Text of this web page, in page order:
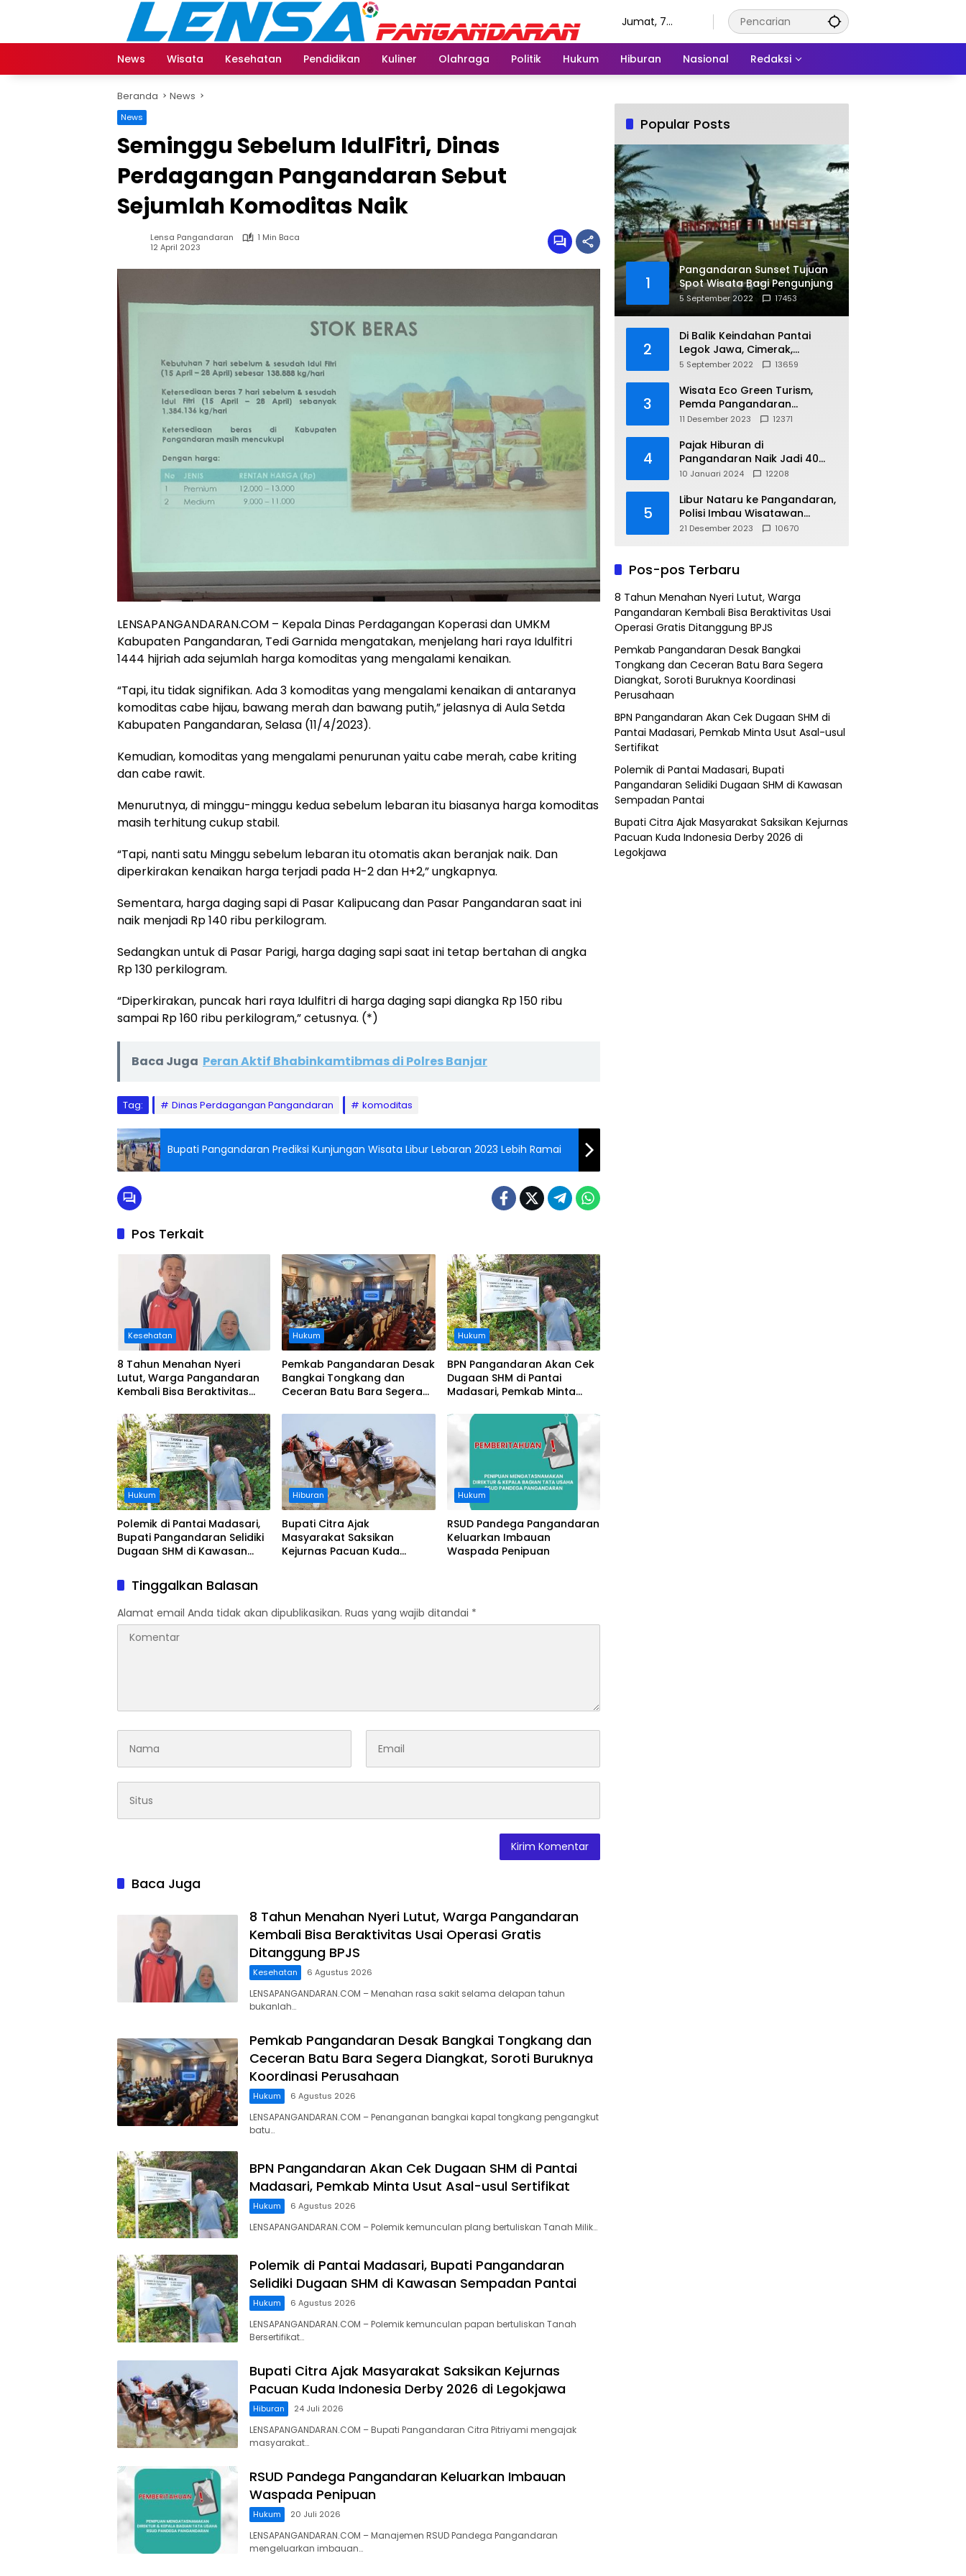
Jumat, 7
News
Wisata Kesehatan Pendidikan Kuliner Olahraga Politik Hukum Hiburan Nasional Redaksi
Beranda News
News
Seminggu Sebelum IdulFitri, Dinas
Perdagangan Pangandaran Sebut
Sejumlah Komoditas Naik
Lensa Pangandaran
1 Min Baca
12 April 2023
LENSAPANGANDARAN.COM – Kepala Dinas Perdagangan Koperasi dan UMKM
Kabupaten Pangandaran, Tedi Garnida mengatakan, menjelang hari raya Idulfitri
1444 hijriah ada sejumlah harga komoditas yang mengalami kenaikan.
“Tapi, itu tidak signifikan. Ada 3 komoditas yang mengalami kenaikan di antaranya
komoditas cabe hijau, bawang merah dan bawang putih,” jelasnya di Aula Setda
Kabupaten Pangandaran, Selasa (11/4/2023).
Kemudian, komoditas yang mengalami penurunan yaitu cabe merah, cabe kriting
dan cabe rawit.
Menurutnya, di minggu-minggu kedua sebelum lebaran itu biasanya harga komoditas
masih terhitung cukup stabil.
“Tapi, nanti satu Minggu sebelum lebaran itu otomatis akan beranjak naik. Dan
diperkirakan kenaikan harga terjadi pada H-2 dan H+2,” ungkapnya.
Sementara, harga daging sapi di Pasar Kalipucang dan Pasar Pangandaran saat ini
naik menjadi Rp 140 ribu perkilogram.
Sedangkan untuk di Pasar Parigi, harga daging sapi saat ini tetap bertahan di angka
Rp 130 perkilogram.
“Diperkirakan, puncak hari raya Idulfitri di harga daging sapi diangka Rp 150 ribu
sampai Rp 160 ribu perkilogram,” cetusnya. (*)
Baca Juga Peran Aktif Bhabinkamtibmas di Polres Banjar
Tag: Dinas Perdagangan Pangandaran komoditas
Bupati Pangandaran Prediksi Kunjungan Wisata Libur Lebaran 2023 Lebih Ramai
Pos Terkait
Kesehatan
8 Tahun Menahan Nyeri
Lutut, Warga Pangandaran
Kembali Bisa Beraktivitas
Ditanggung BPJS
Hukum
Pemkab Pangandaran Desak
Bangkai Tongkang dan
Ceceran Batu Bara Segera
Koordinasi Perusahaan
Hukum
BPN Pangandaran Akan Cek
Dugaan SHM di Pantai
Madasari, Pemkab Minta
Hukum
Polemik di Pantai Madasari,
Bupati Pangandaran Selidiki
Dugaan SHM di Kawasan
Hiburan
Bupati Citra Ajak
Masyarakat Saksikan
Kejurnas Pacuan Kuda
Hukum
RSUD Pandega Pangandaran
Keluarkan Imbauan
Waspada Penipuan
Tinggalkan Balasan
Alamat email Anda tidak akan dipublikasikan. Ruas yang wajib ditandai *
Baca Juga
8 Tahun Menahan Nyeri Lutut, Warga Pangandaran
Kembali Bisa Beraktivitas Usai Operasi Gratis
Ditanggung BPJS
Kesehatan 6 Agustus 2026
LENSAPANGANDARAN.COM – Menahan rasa sakit selama delapan tahun
bukanlah…
Pemkab Pangandaran Desak Bangkai Tongkang dan
Ceceran Batu Bara Segera Diangkat, Soroti Buruknya
Koordinasi Perusahaan
Hukum 6 Agustus 2026
LENSAPANGANDARAN.COM – Penanganan bangkai kapal tongkang pengangkut
batu…
BPN Pangandaran Akan Cek Dugaan SHM di Pantai
Madasari, Pemkab Minta Usut Asal-usul Sertifikat
Hukum 6 Agustus 2026
LENSAPANGANDARAN.COM – ‎Polemik kemunculan plang bertuliskan Tanah Milik…
Polemik di Pantai Madasari, Bupati Pangandaran
Selidiki Dugaan SHM di Kawasan Sempadan Pantai
Hukum 6 Agustus 2026
LENSAPANGANDARAN.COM – Polemik kemunculan papan bertuliskan Tanah
Bersertifikat…
Bupati Citra Ajak Masyarakat Saksikan Kejurnas
Pacuan Kuda Indonesia Derby 2026 di Legokjawa
Hiburan 24 Juli 2026
LENSAPANGANDARAN.COM – Bupati Pangandaran Citra Pitriyami mengajak
masyarakat…
RSUD Pandega Pangandaran Keluarkan Imbauan
Waspada Penipuan
Hukum 20 Juli 2026
LENSAPANGANDARAN.COM – Manajemen RSUD Pandega Pangandaran
mengeluarkan imbauan…
Popular Posts
1
Pangandaran Sunset Tujuan
Spot Wisata Bagi Pengunjung
5 September 2022 17453
2
Di Balik Keindahan Pantai
Legok Jawa, Cimerak,
Pangandaran
5 September 2022 13659
3
Wisata Eco Green Turism,
Pemda Pangandaran
Gandeng PLN
11 Desember 2023 12371
4
Pajak Hiburan di
Pangandaran Naik Jadi 40
Persen
10 Januari 2024 12208
5
Libur Nataru ke Pangandaran,
Polisi Imbau Wisatawan
Gunakan Jalur Arteri
21 Desember 2023 10670
Pos-pos Terbaru
8 Tahun Menahan Nyeri Lutut, Warga
Pangandaran Kembali Bisa Beraktivitas Usai
Operasi Gratis Ditanggung BPJS
Pemkab Pangandaran Desak Bangkai
Tongkang dan Ceceran Batu Bara Segera
Diangkat, Soroti Buruknya Koordinasi
Perusahaan
BPN Pangandaran Akan Cek Dugaan SHM di
Pantai Madasari, Pemkab Minta Usut Asal-usul
Sertifikat
Polemik di Pantai Madasari, Bupati
Pangandaran Selidiki Dugaan SHM di Kawasan
Sempadan Pantai
Bupati Citra Ajak Masyarakat Saksikan Kejurnas
Pacuan Kuda Indonesia Derby 2026 di
Legokjawa